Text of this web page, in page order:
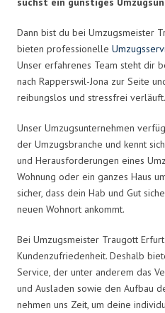
Dann bist du bei Umzugsmeister
bieten professionelle
Unser erfahrenes Team steht dir
nach Rapperswil-Jona zur Seite
reibungslos und stressfrei verläuft.
Unser Umzugsunternehmen
der Umzugsbranche und kennt
und Herausforderungen eines
Wohnung oder ein ganzes Haus
sicher, dass dein Hab und Gut
neuen Wohnort ankommt.
Bei Umzugsmeister Traugott
Kundenzufriedenheit. Deshalb
Service, der unter anderem das
und Ausladen sowie den Aufbau
nehmen uns Zeit, um deine